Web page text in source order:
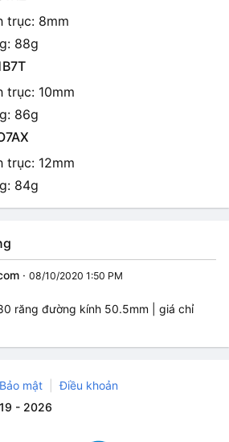
trục: 8mm
88g
trục: 10mm
86g
trục: 12mm
84g
· 08/10/2020 1:50 PM
răng đường kính 50.5mm | giá chỉ
Bảo mật
Điều khoản
- 2026